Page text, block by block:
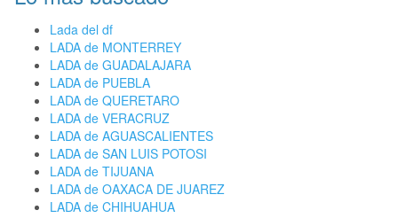
Lada del df
LADA de MONTERREY
LADA de GUADALAJARA
LADA de PUEBLA
LADA de QUERETARO
LADA de VERACRUZ
LADA de AGUASCALIENTES
LADA de SAN LUIS POTOSI
LADA de TIJUANA
LADA de OAXACA DE JUAREZ
LADA de CHIHUAHUA